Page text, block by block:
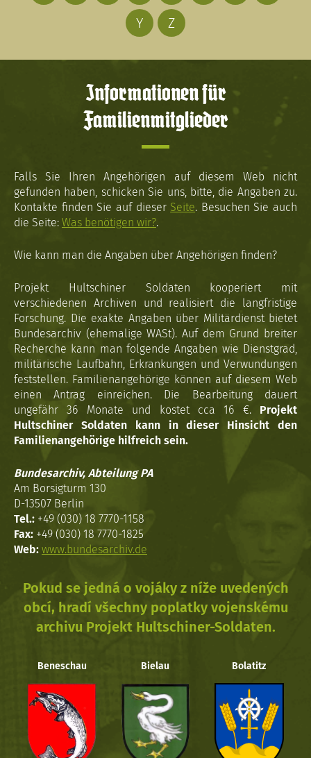
Y
Z
Informationen für
Familienmitglieder
Falls Sie Ihren Angehörigen auf diesem Web nicht
gefunden haben, schicken Sie uns, bitte, die Angaben zu.
Kontakte finden Sie auf dieser Seite. Besuchen Sie auch
die Seite: Was benötigen wir?.
Wie kann man die Angaben über Angehörigen finden?
Projekt Hultschiner Soldaten kooperiert mit
verschiedenen Archiven und realisiert die langfristige
Forschung. Die exakte Angaben über Militärdienst bietet
Bundesarchiv (ehemalige WASt). Auf dem Grund breiter
Recherche kann man folgende Angaben wie Dienstgrad,
militärische Laufbahn, Erkrankungen und Verwundungen
feststellen. Familienangehörige können auf diesem Web
einen Antrag einreichen. Die Bearbeitung dauert
ungefähr 36 Monate und kostet cca 16 €. Projekt
Hultschiner Soldaten kann in dieser Hinsicht den
Familienangehörige hilfreich sein.
Bundesarchiv, Abteilung PA
Am Borsigturm 130
D-13507 Berlin
Tel.: +49 (030) 18 7770-1158
Fax: +49 (030) 18 7770-1825
Web: www.bundesarchiv.de
Pokud se jedná o vojáky z níže uvedených
obcí, hradí všechny poplatky vojenskému
archivu Projekt Hultschiner-Soldaten.
Beneschau Bielau Bolatitz